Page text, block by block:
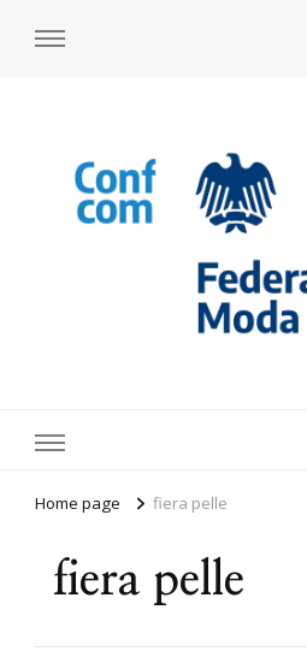
Home page fiera pelle
fiera pelle